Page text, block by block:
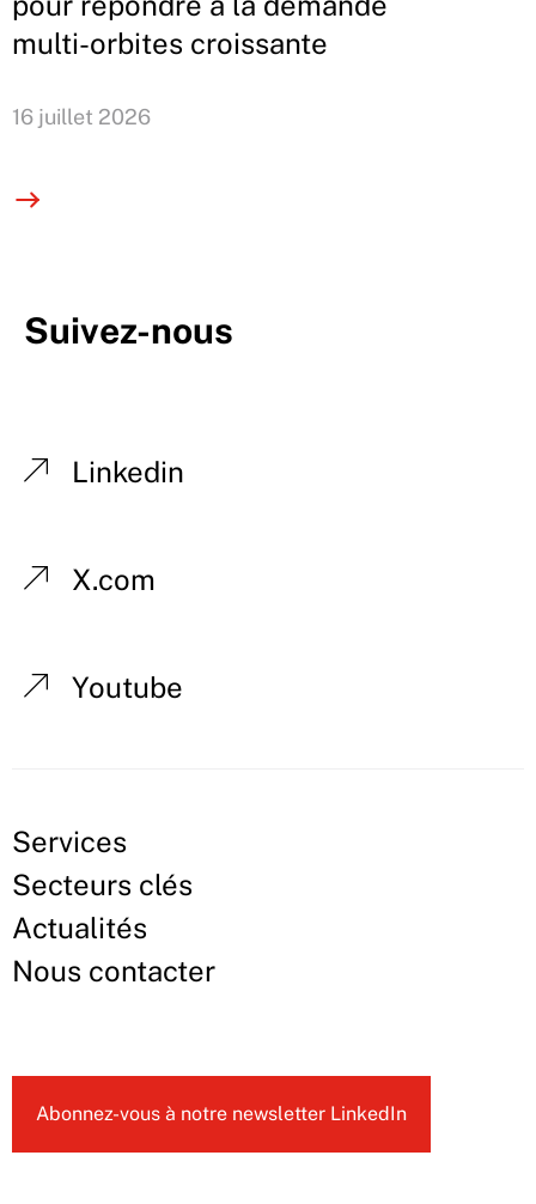
multi-orbites croissante
16 juillet 2026
Suivez-nous
Linkedin
X.com
Youtube
Services
Secteurs clés
Actualités
Nous contacter
Abonnez-vous à notre newsletter LinkedIn